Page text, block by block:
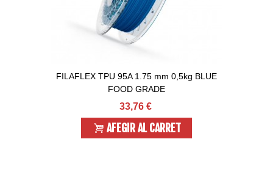
FILAFLEX TPU 95A 1.75 mm 0,5kg BLUE
FOOD GRADE
33,76 €
AFEGIR AL CARRET